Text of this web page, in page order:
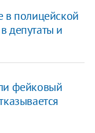
в полицейской
депутаты и
фейковый